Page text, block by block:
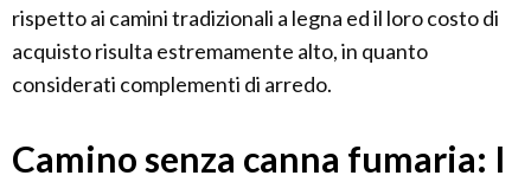
rispetto ai camini tradizionali a legna ed il loro costo di
acquisto risulta estremamente alto, in quanto
considerati complementi di arredo.
Camino senza canna fumaria: I